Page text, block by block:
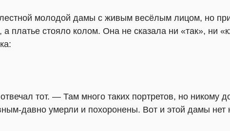
молодой дамы с живым весёлым лицом, но
платье стояло колом. Она не сказала ни «так», ни
тот. — Там много таких портретов, но никому
давно умерли и похоронены. Вот и этой дамы нет